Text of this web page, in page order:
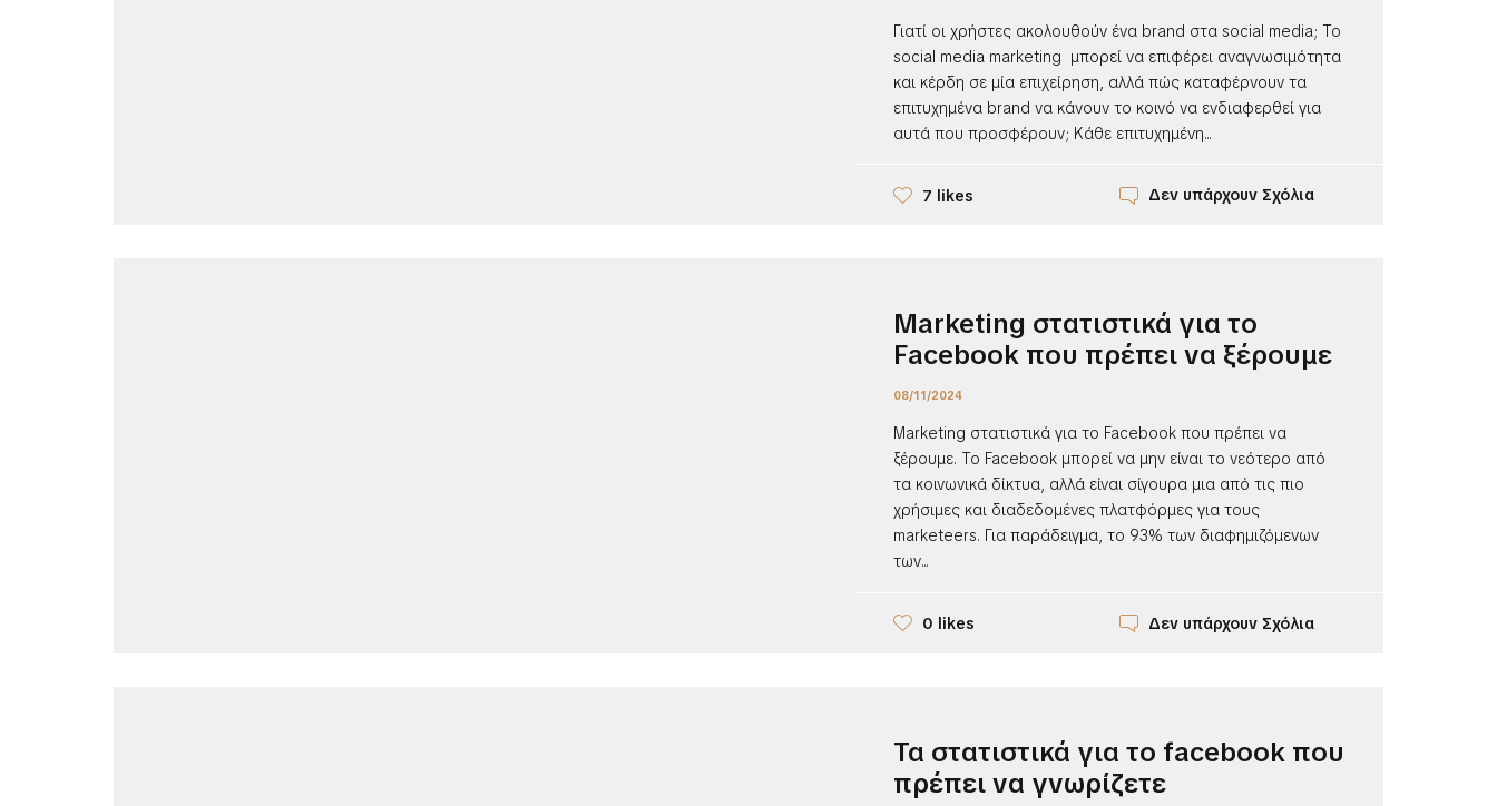
Γιατί οι χρήστες ακολουθούν ένα brand στα social media; Το
social media marketing μπορεί να επιφέρει αναγνωσιμότητα
και κέρδη σε μία επιχείρηση, αλλά πώς καταφέρνουν τα
επιτυχημένα brand να κάνουν το κοινό να ενδιαφερθεί για
αυτά που προσφέρουν; Κάθε επιτυχημένη...
7 likes Δεν υπάρχουν Σχόλια
Marketing στατιστικά για το
Facebook που πρέπει να ξέρουμε
08/11/2024
Marketing στατιστικά για το Facebook που πρέπει να
ξέρουμε. Το Facebook μπορεί να μην είναι το νεότερο από
τα κοινωνικά δίκτυα, αλλά είναι σίγουρα μια από τις πιο
χρήσιμες και διαδεδομένες πλατφόρμες για τους
marketeers. Για παράδειγμα, το 93% των διαφημιζόμενων
των...
0 likes Δεν υπάρχουν Σχόλια
Τα στατιστικά για το facebook που
πρέπει να γνωρίζετε